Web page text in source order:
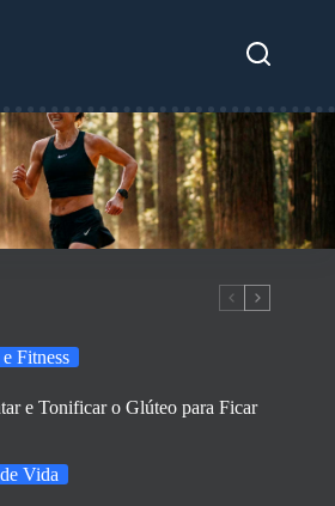
e Fitness
e Tonificar o Glúteo para Ficar
Vida